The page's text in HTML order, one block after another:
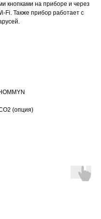
кнопками на приборе и через
Fi. Также прибор работает с
(опция)